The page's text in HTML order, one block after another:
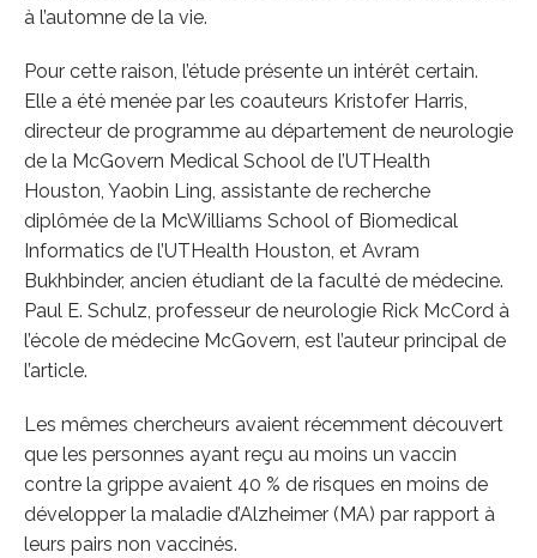
à l’automne de la vie.
Pour cette raison, l’étude présente un intérêt certain.
Elle a été menée par les coauteurs Kristofer Harris,
directeur de programme au département de neurologie
de la McGovern Medical School de l’UTHealth
Houston, Yaobin Ling, assistante de recherche
diplômée de la McWilliams School of Biomedical
Informatics de l’UTHealth Houston, et Avram
Bukhbinder, ancien étudiant de la faculté de médecine.
Paul E. Schulz, professeur de neurologie Rick McCord à
l’école de médecine McGovern, est l’auteur principal de
l’article.
Les mêmes chercheurs avaient récemment découvert
que les personnes ayant reçu au moins un vaccin
contre la grippe avaient 40 % de risques en moins de
développer la maladie d’Alzheimer (MA) par rapport à
leurs pairs non vaccinés.